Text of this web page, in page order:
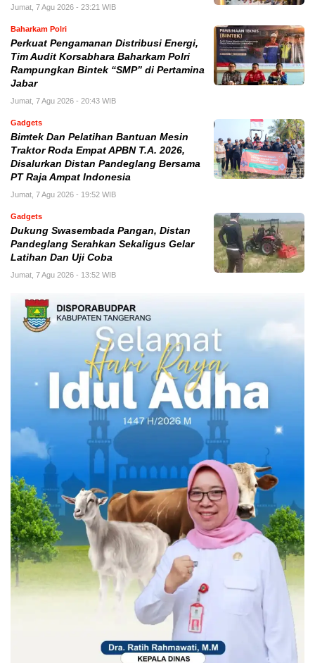
Jumat, 7 Agu 2026 - 23:21 WIB
Baharkam Polri
Perkuat Pengamanan Distribusi Energi,
Tim Audit Korsabhara Baharkam Polri
Rampungkan Bintek “SMP” di Pertamina
Jabar
Jumat, 7 Agu 2026 - 20:43 WIB
Gadgets
Bimtek Dan Pelatihan Bantuan Mesin
Traktor Roda Empat APBN T.A. 2026,
Disalurkan Distan Pandeglang Bersama
PT Raja Ampat Indonesia
Jumat, 7 Agu 2026 - 19:52 WIB
Gadgets
Dukung Swasembada Pangan, Distan
Pandeglang Serahkan Sekaligus Gelar
Latihan Dan Uji Coba
Jumat, 7 Agu 2026 - 13:52 WIB